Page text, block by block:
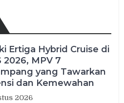
Ertiga Hybrid Cruise di
2026, MPV 7
yang Tawarkan
dan Kemewahan
2026